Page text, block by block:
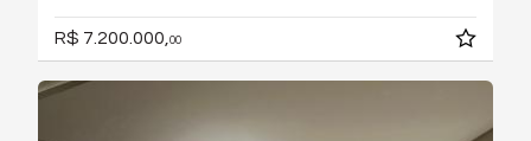
R$ 7.200.000, 00